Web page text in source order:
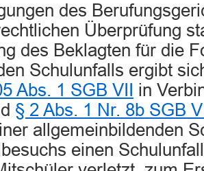
des
Überprüfung
des Beklagten für die
Schulunfalls ergibt
Abs. 1 SGB VII
in
§ 2 Abs. 1 Nr. 8b SGB
allgemeinbildenden
einen